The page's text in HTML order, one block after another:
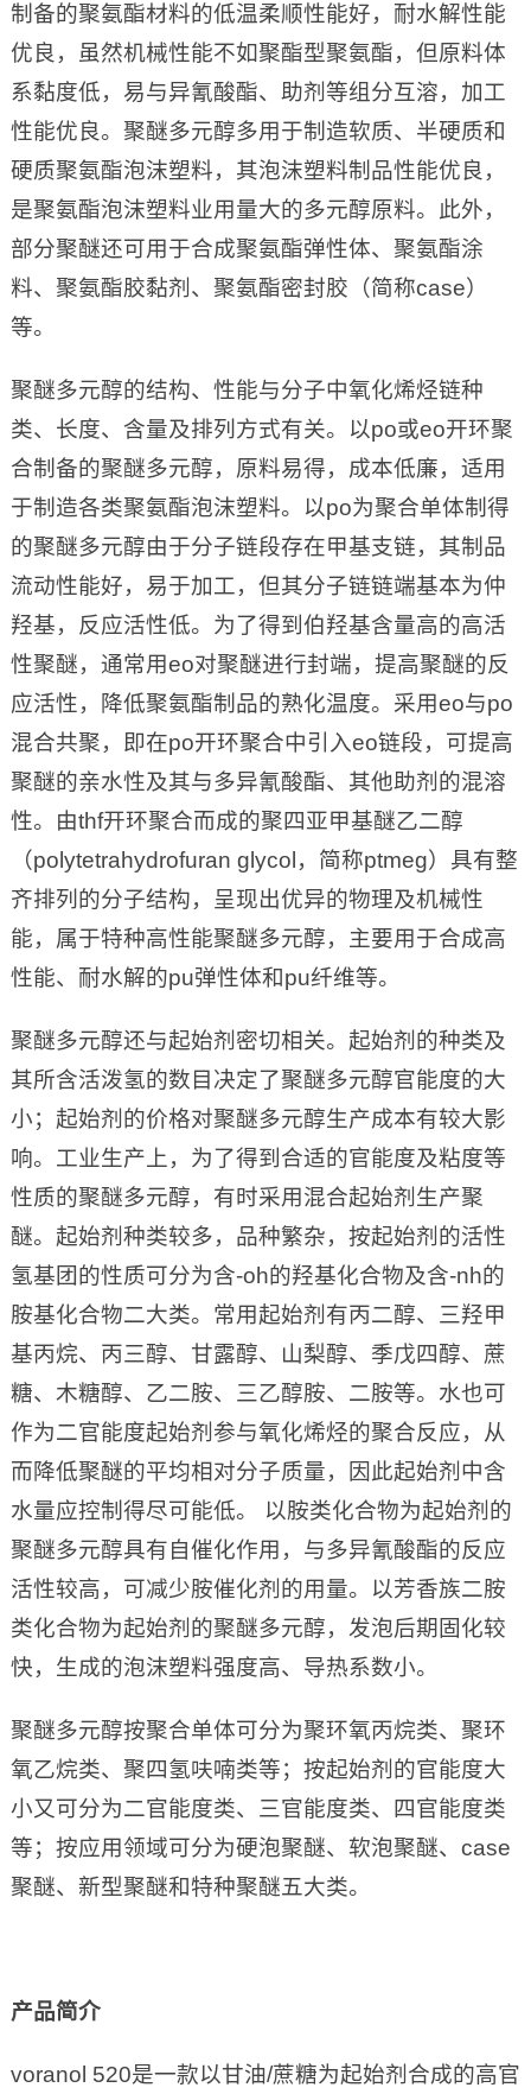
制备的聚氨酯材料的低温柔顺性能好，耐水解性能
优良，虽然机械性能不如聚酯型聚氨酯，但原料体
系黏度低，易与异氰酸酯、助剂等组分互溶，加工
性能优良。聚醚多元醇多用于制造软质、半硬质和
硬质聚氨酯泡沫塑料，其泡沫塑料制品性能优良，
是聚氨酯泡沫塑料业用量大的多元醇原料。此外，
部分聚醚还可用于合成聚氨酯弹性体、聚氨酯涂
料、聚氨酯胶黏剂、聚氨酯密封胶（简称case）
等。
聚醚多元醇的结构、性能与分子中氧化烯烃链种
类、长度、含量及排列方式有关。以po或eo开环聚
合制备的聚醚多元醇，原料易得，成本低廉，适用
于制造各类聚氨酯泡沫塑料。以po为聚合单体制得
的聚醚多元醇由于分子链段存在甲基支链，其制品
流动性能好，易于加工，但其分子链链端基本为仲
羟基，反应活性低。为了得到伯羟基含量高的高活
性聚醚，通常用eo对聚醚进行封端，提高聚醚的反
应活性，降低聚氨酯制品的熟化温度。采用eo与po
混合共聚，即在po开环聚合中引入eo链段，可提高
聚醚的亲水性及其与多异氰酸酯、其他助剂的混溶
性。由thf开环聚合而成的聚四亚甲基醚乙二醇
（polytetrahydrofuran glycol，简称ptmeg）具有整
齐排列的分子结构，呈现出优异的物理及机械性
能，属于特种高性能聚醚多元醇，主要用于合成高
性能、耐水解的pu弹性体和pu纤维等。
聚醚多元醇还与起始剂密切相关。起始剂的种类及
其所含活泼氢的数目决定了聚醚多元醇官能度的大
小；起始剂的价格对聚醚多元醇生产成本有较大影
响。工业生产上，为了得到合适的官能度及粘度等
性质的聚醚多元醇，有时采用混合起始剂生产聚
醚。起始剂种类较多，品种繁杂，按起始剂的活性
氢基团的性质可分为含-oh的羟基化合物及含-nh的
胺基化合物二大类。常用起始剂有丙二醇、三羟甲
基丙烷、丙三醇、甘露醇、山梨醇、季戊四醇、蔗
糖、木糖醇、乙二胺、三乙醇胺、二胺等。水也可
作为二官能度起始剂参与氧化烯烃的聚合反应，从
而降低聚醚的平均相对分子质量，因此起始剂中含
水量应控制得尽可能低。 以胺类化合物为起始剂的
聚醚多元醇具有自催化作用，与多异氰酸酯的反应
活性较高，可减少胺催化剂的用量。以芳香族二胺
类化合物为起始剂的聚醚多元醇，发泡后期固化较
快，生成的泡沫塑料强度高、导热系数小。
聚醚多元醇按聚合单体可分为聚环氧丙烷类、聚环
氧乙烷类、聚四氢呋喃类等；按起始剂的官能度大
小又可分为二官能度类、三官能度类、四官能度类
等；按应用领域可分为硬泡聚醚、软泡聚醚、case
聚醚、新型聚醚和特种聚醚五大类。
产品简介
voranol 520是一款以甘油/蔗糖为起始剂合成的高官